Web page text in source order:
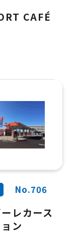
CAFÉ
No.706
レカース
ン